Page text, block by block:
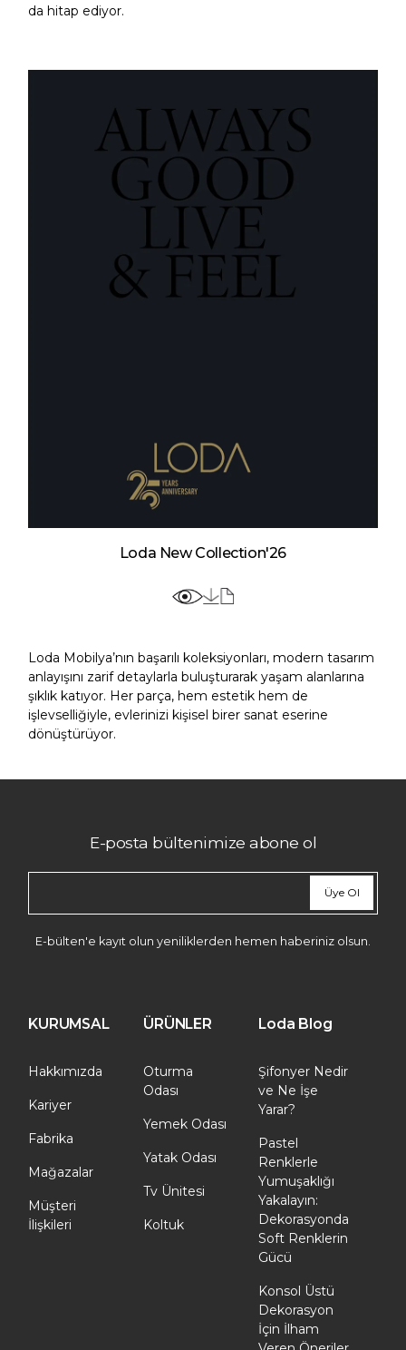
da hitap ediyor.
Loda New Collection'26
Loda Mobilya’nın başarılı koleksiyonları, modern tasarım
anlayışını zarif detaylarla buluşturarak yaşam alanlarına
şıklık katıyor. Her parça, hem estetik hem de
işlevselliğiyle, evlerinizi kişisel birer sanat eserine
dönüştürüyor.
E-posta bültenimize abone ol
Üye Ol
E-bülten'e kayıt olun yeniliklerden hemen haberiniz olsun.
KURUMSAL
Hakkımızda
Kariyer
Fabrika
Mağazalar
Müşteri
İlişkileri
ÜRÜNLER
Oturma
Odası
Yemek Odası
Yatak Odası
Tv Ünitesi
Koltuk
Loda Blog
Şifonyer Nedir
ve Ne İşe
Yarar?
Pastel
Renklerle
Yumuşaklığı
Yakalayın:
Dekorasyonda
Soft Renklerin
Gücü
Konsol Üstü
Dekorasyon
İçin İlham